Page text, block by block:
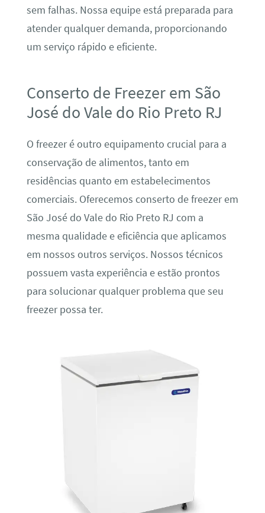
sem falhas. Nossa equipe está preparada para
atender qualquer demanda, proporcionando
um serviço rápido e eficiente.
Conserto de Freezer em São
José do Vale do Rio Preto RJ
O freezer é outro equipamento crucial para a
conservação de alimentos, tanto em
residências quanto em estabelecimentos
comerciais. Oferecemos conserto de freezer em
São José do Vale do Rio Preto RJ com a
mesma qualidade e eficiência que aplicamos
em nossos outros serviços. Nossos técnicos
possuem vasta experiência e estão prontos
para solucionar qualquer problema que seu
freezer possa ter.